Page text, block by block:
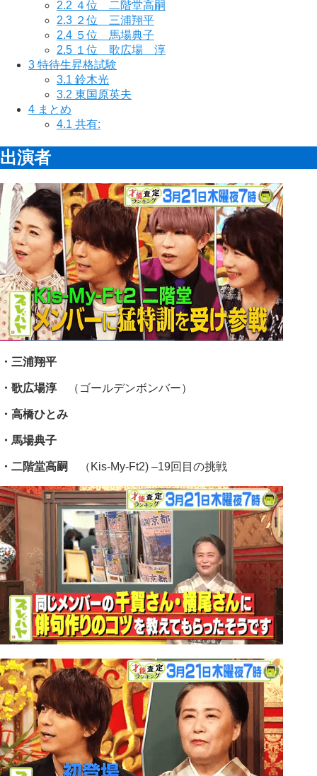
2.2 ４位 二階堂高嗣
2.3 ２位 三浦翔平
2.4 ５位 馬場典子
2.5 １位 歌広場 淳
3 特待生昇格試験
3.1 鈴木光
3.2 東国原英夫
4 まとめ
4.1 共有:
出演者
・三浦翔平
・歌広場淳 （ゴールデンボンバー）
・高橋ひとみ
・馬場典子
・二階堂高嗣 （Kis-My-Ft2) –19回目の挑戦